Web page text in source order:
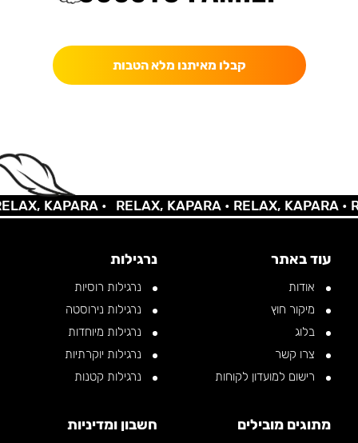
קבלו מאיתנו מלא הטבות
KAPARA • RELAX, KAPARA •RELAX, KAPARA •
עוד באתר
אודות
מיקור חוץ
בלוג
צרו קשר
רישום למועדון לקוחות
נרגילות
נרגילות רוסיות
נרגילות נירוסטה
נרגילות מיוחדות
נרגילות יוקרתיות
נרגילות קטנות
מתוגים מובילים חשבון ומדיניות